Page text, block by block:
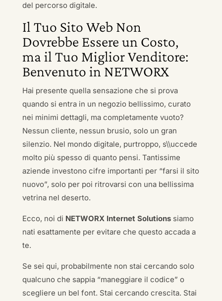
del percorso digitale.
Il Tuo Sito Web Non
Dovrebbe Essere un Costo,
ma il Tuo Miglior Venditore:
Benvenuto in NETWORX
Hai presente quella sensazione che si prova
quando si entra in un negozio bellissimo, curato
nei minimi dettagli, ma completamente vuoto?
Nessun cliente, nessun brusio, solo un gran
silenzio. Nel mondo digitale, purtroppo, s\\uccede
molto più spesso di quanto pensi. Tantissime
aziende investono cifre importanti per “farsi il sito
nuovo”, solo per poi ritrovarsi con una bellissima
vetrina nel deserto.
Ecco, noi di NETWORX Internet Solutionssiamo
nati esattamente per evitare che questo accada a
te.
Se sei qui, probabilmente non stai cercando solo
qualcuno che sappia “maneggiare il codice” o
scegliere un bel font. Stai cercando crescita. Stai